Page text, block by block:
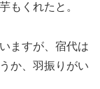
もくれたと。
ますが、宿代は
か、羽振りがい